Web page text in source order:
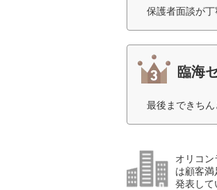
保護者面談が丁
臨海
最後まできちん
オリコ
は顧客
発表して